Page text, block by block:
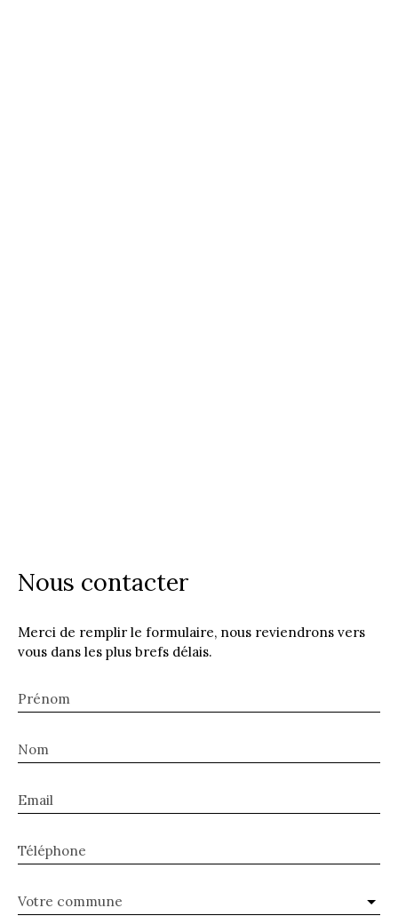
Nous contacter
Merci de remplir le formulaire, nous reviendrons vers
vous dans les plus brefs délais.
Prénom
Nom
Email
Téléphone
Votre commune